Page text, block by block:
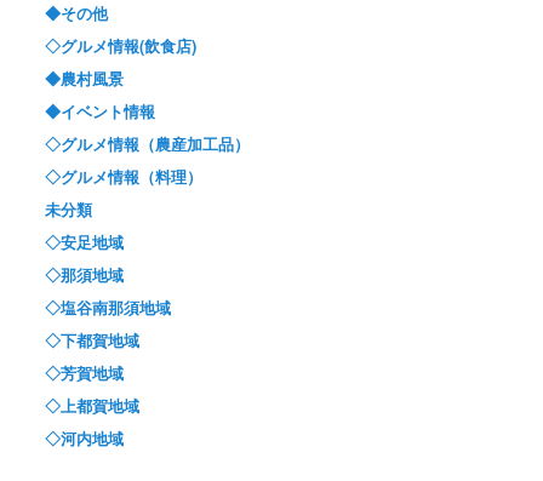
◆その他
◇グルメ情報(飲食店)
◆農村風景
◆イベント情報
◇グルメ情報（農産加工品）
◇グルメ情報（料理）
未分類
◇安足地域
◇那須地域
◇塩谷南那須地域
◇下都賀地域
◇芳賀地域
◇上都賀地域
◇河内地域